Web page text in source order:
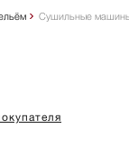
Сушильные